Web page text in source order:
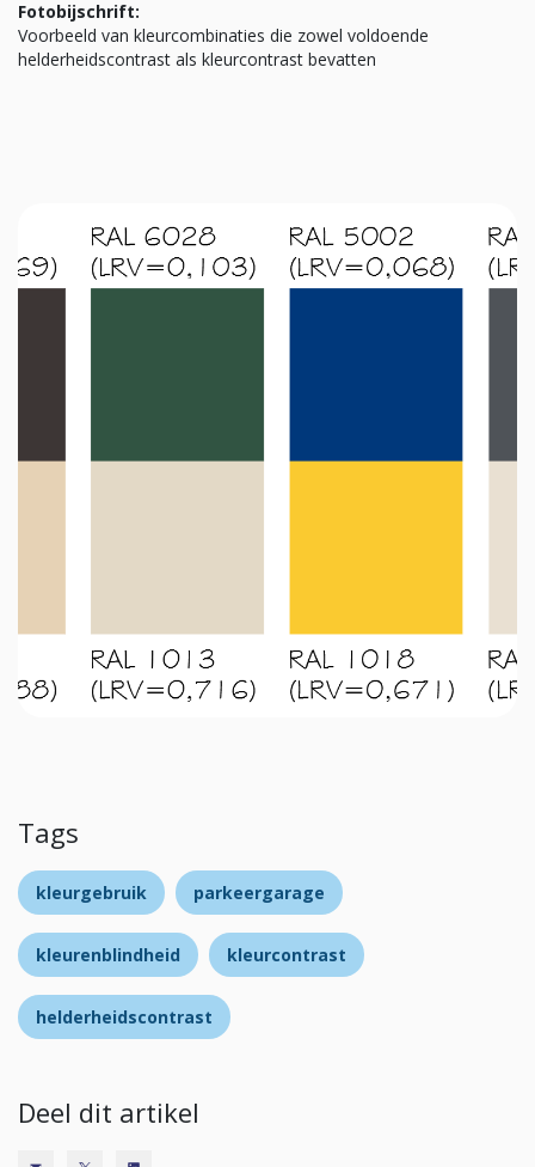
Fotobijschrift:
Voorbeeld van kleurcombinaties die zowel voldoende
helderheidscontrast als kleurcontrast bevatten
Tags
kleurgebruik parkeergarage
kleurenblindheid kleurcontrast
helderheidscontrast
Deel dit artikel